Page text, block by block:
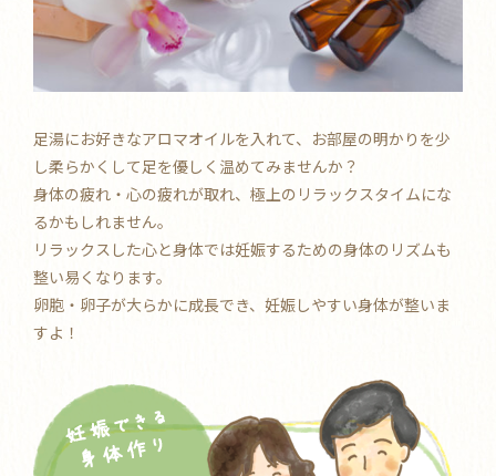
足湯にお好きなアロマオイルを入れて、お部屋の明かりを少
し柔らかくして足を優しく温めてみませんか？
身体の疲れ・心の疲れが取れ、極上のリラックスタイムにな
るかもしれません。
リラックスした心と身体では妊娠するための身体のリズムも
整い易くなります。
卵胞・卵子が大らかに成長でき、妊娠しやすい身体が整いま
すよ！